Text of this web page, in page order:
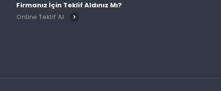
Firmanız İçin Teklif Aldınız Mı?
Online Teklif Al